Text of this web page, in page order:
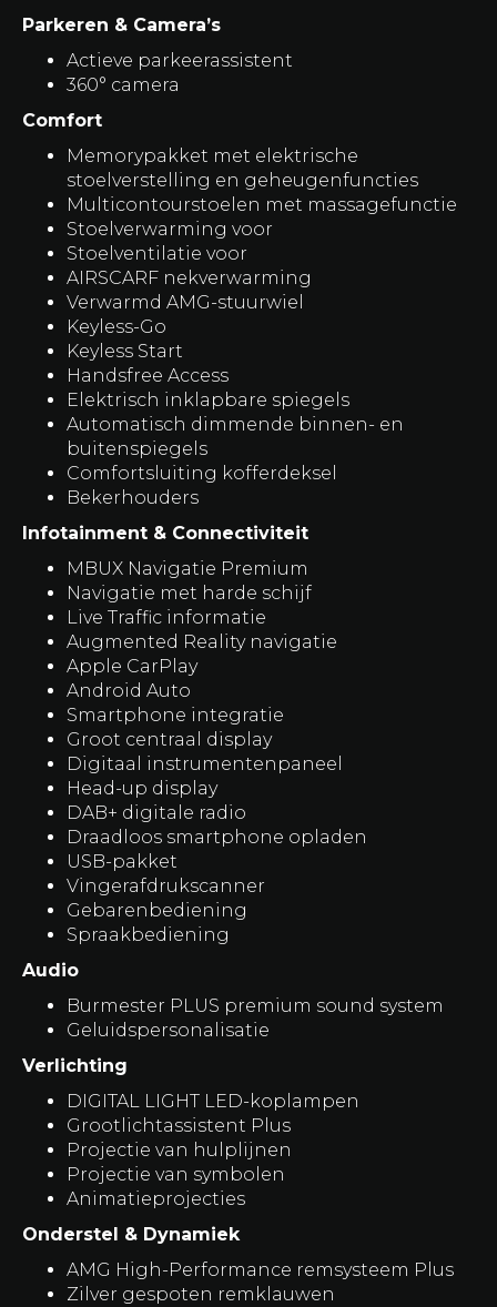
Parkeren & Camera’s
Actieve parkeerassistent
360° camera
Comfort
Memorypakket met elektrische
stoelverstelling en geheugenfuncties
Multicontourstoelen met massagefunctie
Stoelverwarming voor
Stoelventilatie voor
AIRSCARF nekverwarming
Verwarmd AMG-stuurwiel
Keyless-Go
Keyless Start
Handsfree Access
Elektrisch inklapbare spiegels
Automatisch dimmende binnen- en
buitenspiegels
Comfortsluiting kofferdeksel
Bekerhouders
Infotainment & Connectiviteit
MBUX Navigatie Premium
Navigatie met harde schijf
Live Traffic informatie
Augmented Reality navigatie
Apple CarPlay
Android Auto
Smartphone integratie
Groot centraal display
Digitaal instrumentenpaneel
Head-up display
DAB+ digitale radio
Draadloos smartphone opladen
USB-pakket
Vingerafdrukscanner
Gebarenbediening
Spraakbediening
Audio
Burmester PLUS premium sound system
Geluidspersonalisatie
Verlichting
DIGITAL LIGHT LED-koplampen
Grootlichtassistent Plus
Projectie van hulplijnen
Projectie van symbolen
Animatieprojecties
Onderstel & Dynamiek
AMG High-Performance remsysteem Plus
Zilver gespoten remklauwen